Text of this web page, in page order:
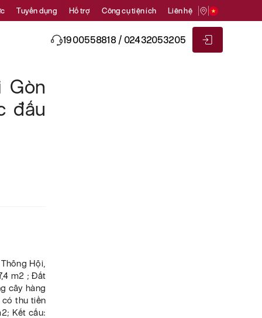
Tuyển dụng Hỗ trợ Công cụ tiện ích Liên hệ
1900558818 / 02432053205
Gòn
đấu
Hội,
m2 ; Đất
cây hàng
có thu tiền
Kết cấu: